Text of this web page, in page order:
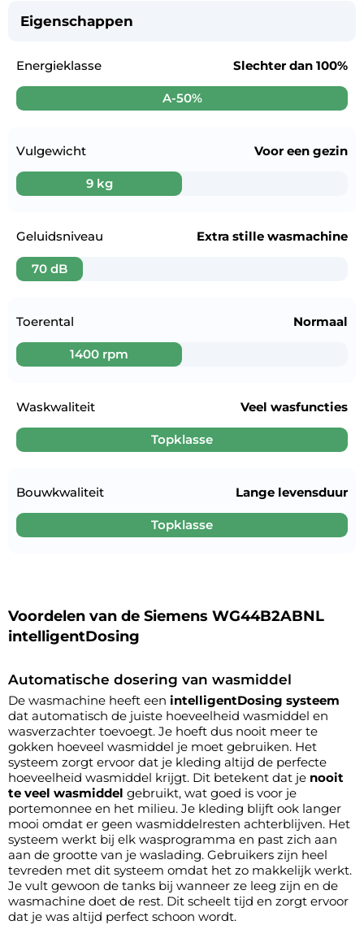
Eigenschappen
Energieklasse
A-50%
Slechter dan 100%
Vulgewicht
9 kg
Voor een gezin
Geluidsniveau
70 dB
Extra stille wasmachine
Toerental
1400 rpm
Normaal
Waskwaliteit
Topklasse
Veel wasfuncties
Bouwkwaliteit
Topklasse
Lange levensduur
Voordelen van de Siemens WG44B2ABNL
intelligentDosing
Automatische dosering van wasmiddel
De wasmachine heeft een intelligentDosing systeem
dat automatisch de juiste hoeveelheid wasmiddel en
wasverzachter toevoegt. Je hoeft dus nooit meer te
gokken hoeveel wasmiddel je moet gebruiken. Het
systeem zorgt ervoor dat je kleding altijd de perfecte
hoeveelheid wasmiddel krijgt. Dit betekent dat je nooit
te veel wasmiddel gebruikt, wat goed is voor je
portemonnee en het milieu. Je kleding blijft ook langer
mooi omdat er geen wasmiddelresten achterblijven. Het
systeem werkt bij elk wasprogramma en past zich aan
aan de grootte van je waslading. Gebruikers zijn heel
tevreden met dit systeem omdat het zo makkelijk werkt.
Je vult gewoon de tanks bij wanneer ze leeg zijn en de
wasmachine doet de rest. Dit scheelt tijd en zorgt ervoor
dat je was altijd perfect schoon wordt.